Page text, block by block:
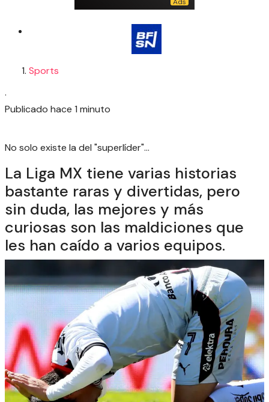
Sports
·
Publicado hace 1 minuto
No solo existe la del "superlíder"...
La Liga MX tiene varias historias
bastante raras y divertidas, pero
sin duda, las mejores y más
curiosas son las maldiciones que
les han caído a varios equipos.